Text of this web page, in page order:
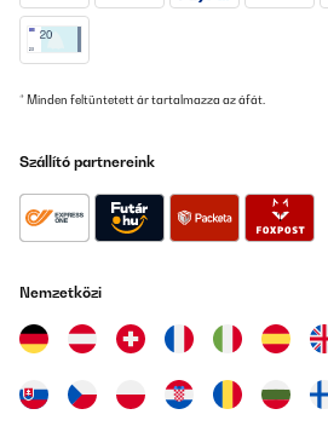
* Minden feltüntetett ár tartalmazza az áfát.
Szállító partnereink
Nemzetközi